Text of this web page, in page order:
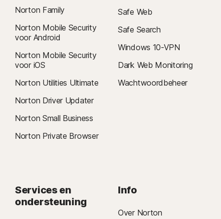
Norton Family
Norton Mobile Security
voor Android
Norton Mobile Security
voor iOS
Norton Utilities Ultimate
Norton Driver Updater
Norton Small Business
Norton Private Browser
Safe Web
Safe Search
Windows 10-VPN
Dark Web Monitoring
Wachtwoordbeheer
Services en
ondersteuning
Info
Over Norton